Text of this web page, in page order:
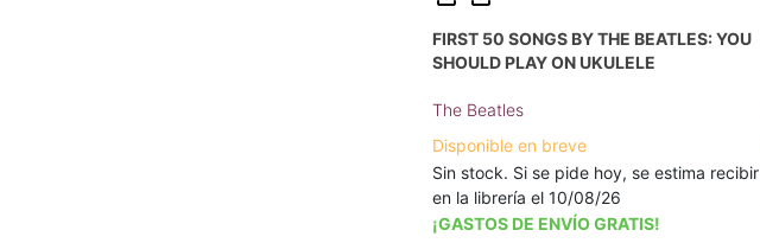
FIRST 50 SONGS BY THE BEATLES: YOU
SHOULD PLAY ON UKULELE
The Beatles
Disponible en breve
Sin stock. Si se pide hoy, se estima recibir
en la librería el 10/08/26
¡GASTOS DE ENVÍO GRATIS!